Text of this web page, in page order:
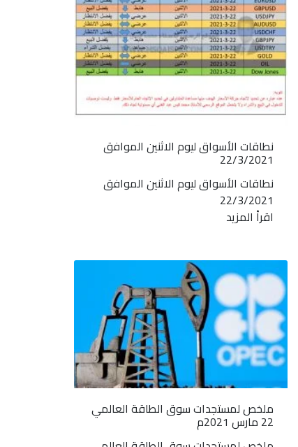
نطاقات الأسواق ليوم الاثنين الموافق
22/3/2021
نطاقات الأسواق ليوم الاثنين الموافق
22/3/2021
اقرأ المزيد
ملخص لمستجدات سوق الطاقة العالمي
22 مارس 2021م